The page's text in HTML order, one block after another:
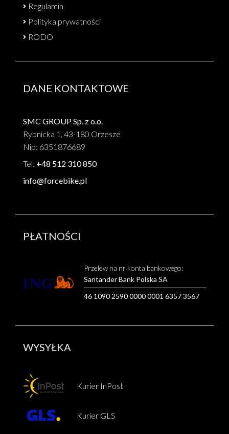
Regulamin
Polityka prywatności
RODO
DANE KONTAKTOWE
SMC GROUP Sp. z o.o.
Rybnicka 1, 43-180 Orzesze
Nip: 6351876689
Tel: +48 512 310 850
info@forcebike.pl
PŁATNOŚCI
Przelew na nr konta bankowego:
Santander Bank Polska SA
46 1090 2590 0000 0001 6357 3567
WYSYŁKA
Kurier InPost
Kurier GLS